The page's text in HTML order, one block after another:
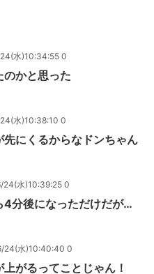
水)10:34:55 0
かと思った
水)10:38:10 0
にくるからなドンちゃん
24(水)10:39:25 0
4分後になっただけだが…
24(水)10:40:40 0
がるってことじゃん！